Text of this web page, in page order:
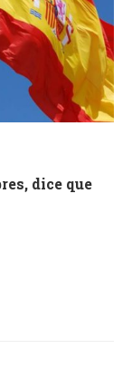
dice que